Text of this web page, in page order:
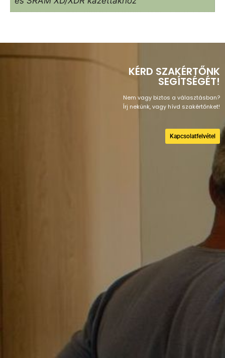
KÉRD SZAKÉRTŐNK
SEGÍTSÉGÉT!
Nem vagy biztos a választásban?
Írj nekünk, vagy hívd szakértőnket!
Kapcsolatfelvétel